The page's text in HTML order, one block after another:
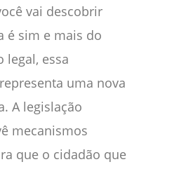
vai descobrir
é sim e mais do
legal, essa
uma nova
A legislação
mecanismos
que o cidadão que